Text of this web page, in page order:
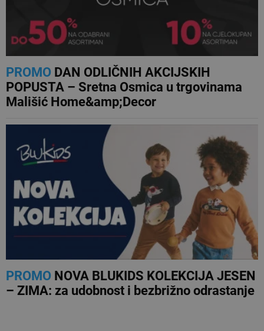
PROMODAN ODLIČNIH AKCIJSKIH
POPUSTA – Sretna Osmica u trgovinama
Mališić Home&amp;Decor
PROMONOVA BLUKIDS KOLEKCIJA JESEN
– ZIMA: za udobnost i bezbrižno odrastanje